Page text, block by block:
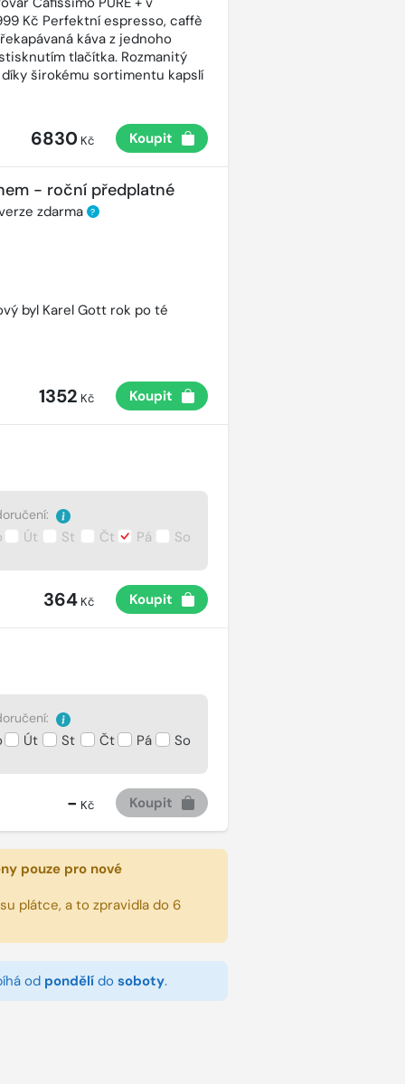
Kč Perfektní espresso, caffè
káva z jednoho
tlačítka. Rozmanitý
širokému sortimentu kapslí
6830Kč Koupit
- roční předplatné
zdarma ?
byl Karel Gott rok po té
1352 Kč Koupit
Út St Čt Pá So
364Kč Koupit
Út St Čt Pá So
- Kč Koupit
pouze pro nové
plátce, a to zpravidla do 6
od pondělído soboty.